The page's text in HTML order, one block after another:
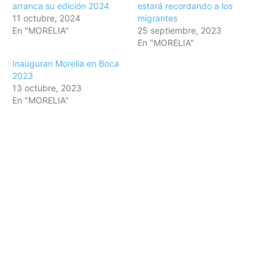
arranca su edición 2024
11 octubre, 2024
En "MORELIA"
estará recordando a los
migrantes
25 septiembre, 2023
En "MORELIA"
Inauguran Morelia en Boca
2023
13 octubre, 2023
En "MORELIA"